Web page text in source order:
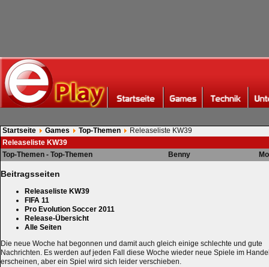
Startseite Games Top-Themen
Releaseliste KW39
Releaseliste KW39
Top-Themen - Top-Themen
Benny
Beitragsseiten
Releaseliste KW39
FIFA 11
Pro Evolution Soccer 2011
Release-Übersicht
Alle Seiten
Die neue Woche hat begonnen und damit auch gleich einige schlechte und gute
Nachrichten. Es werden auf jeden Fall diese Woche wieder neue Spiele im
erscheinen, aber ein Spiel wird sich leider verschieben.